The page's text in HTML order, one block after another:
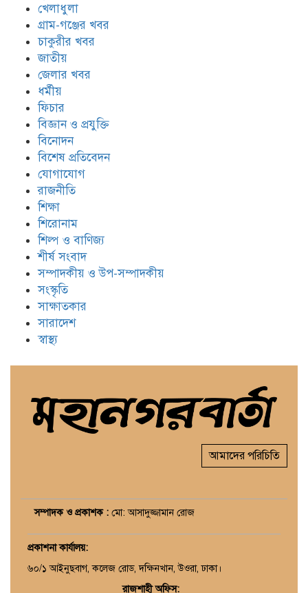
খেলাধুলা
গ্রাম-গঞ্জের খবর
চাকুরীর খবর
জাতীয়
জেলার খবর
ধর্মীয়
ফিচার
বিজ্ঞান ও প্রযুক্তি
বিনোদন
বিশেষ প্রতিবেদন
যোগাযোগ
রাজনীতি
শিক্ষা
শিরোনাম
শিল্প ও বাণিজ্য
শীর্ষ সংবাদ
সম্পাদকীয় ও উপ-সম্পাদকীয়
সংস্কৃতি
সাক্ষাতকার
সারাদেশ
স্বাস্থ্য
আমাদের পরিচিতি
সম্পাদক ও প্রকাশক : মো: আসাদুজ্জামান রোজ
প্রকাশনা কার্যালয়:
৬০/১ আইনুছবাগ, কলেজ রোড, দক্ষিনখান, উওরা, ঢাকা।
রাজশাহী অফিস: